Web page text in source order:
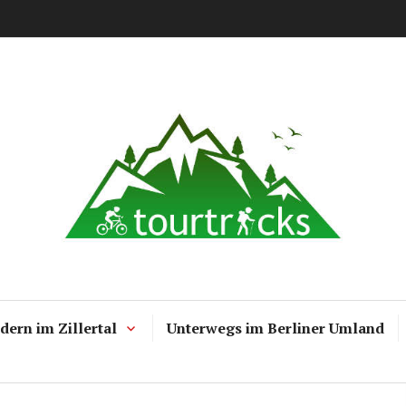
im Zillertal Unterwegs im Berliner Umland